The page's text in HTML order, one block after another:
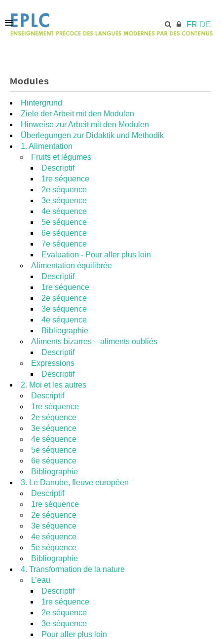
FR DE
MODULES
RESSOURCES
Modules
Hintergrund
Ziele der Arbeit mit den Modulen
Hinweise zur Arbeit mit den Modulen
Überlegungen zur Didaktik und Methodik
1. Alimentation
Fruits et légumes
Descriptif
1re séquence
2e séquence
3e séquence
4e séquence
5e séquence
6e séquence
7e séquence
Evaluation - Pour aller plus loin
Alimentation équilibrée
Descriptif
1re séquence
2e séquence
3e séquence
4e séquence
Bibliographie
Aliments bizarres – aliments oubliés
Descriptif
Expressions
Descriptif
2. Moi et les autres
Descriptif
1re séquence
2e séquence
3e séquence
4e séquence
5e séquence
6e séquence
Bibliographie
3. Le Danube, fleuve européen
Descriptif
1re séquence
2e séquence
3e séquence
4e séquence
5e séquence
Bibliographie
4. Transformation de la nature
L’eau
Descriptif
1re séquence
2e séquence
3e séquence
Pour aller plus loin